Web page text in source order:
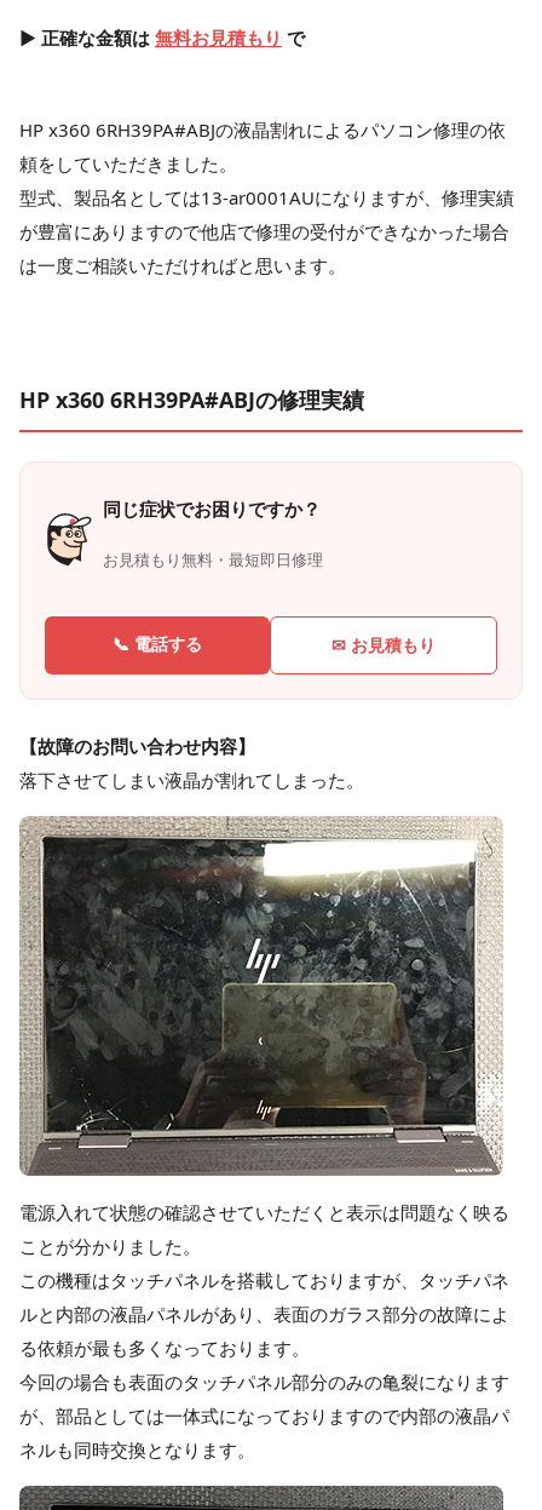
▶ 正確な金額は 無料お見積もり で
HP x360 6RH39PA#ABJの液晶割れによるパソコン修理の依
頼をしていただきました。
型式、製品名としては13-ar0001AUになりますが、修理実績
が豊富にありますので他店で修理の受付ができなかった場合
は一度ご相談いただければと思います。
HP x360 6RH39PA#ABJの修理実績
同じ症状でお困りですか？
お見積もり無料・最短即日修理
📞 電話する ✉ お見積もり
【故障のお問い合わせ内容】
落下させてしまい液晶が割れてしまった。
電源入れて状態の確認させていただくと表示は問題なく映る
ことが分かりました。
この機種はタッチパネルを搭載しておりますが、タッチパネ
ルと内部の液晶パネルがあり、表面のガラス部分の故障によ
る依頼が最も多くなっております。
今回の場合も表面のタッチパネル部分のみの亀裂になります
が、部品としては一体式になっておりますので内部の液晶パ
ネルも同時交換となります。